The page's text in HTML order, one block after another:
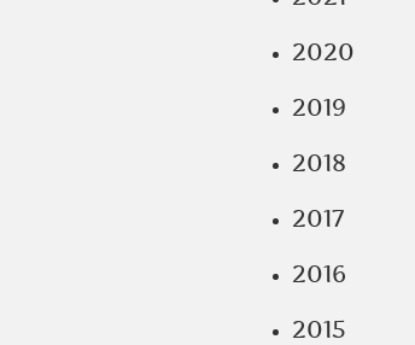
2020
2019
2018
2017
2016
2015